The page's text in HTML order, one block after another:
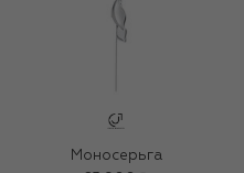
Моносерьга